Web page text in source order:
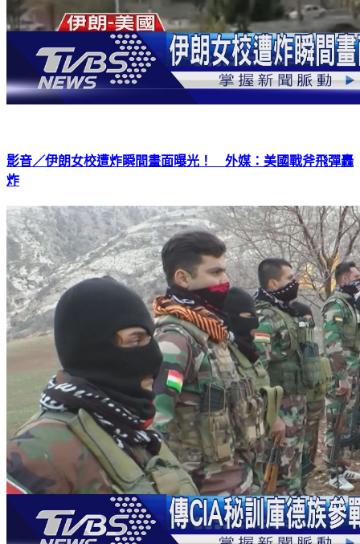
影音／伊朗女校遭炸瞬間畫面曝光！ 外媒：美國戰斧飛彈轟
炸